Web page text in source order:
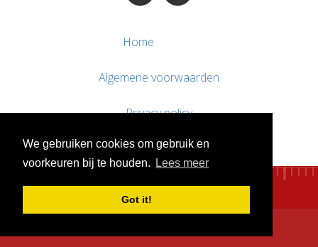
We gebruiken cookies om gebruik en
voorkeuren bij te houden.
Lees meer
Got it!
Home
Algemene voorwaarden
Privacy policy
Contact / Support